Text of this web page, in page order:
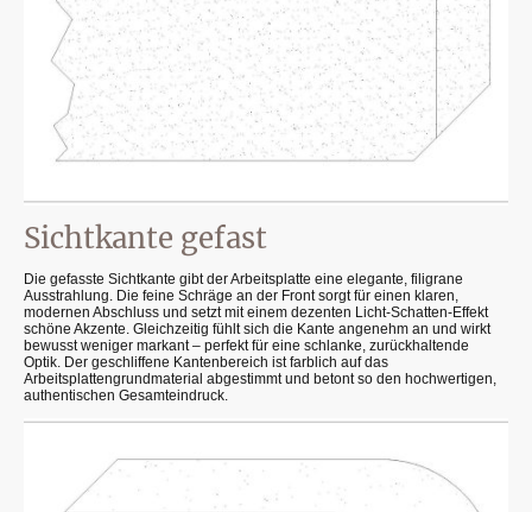
Sichtkante gefast
Die gefasste Sichtkante gibt der Arbeitsplatte eine elegante, filigrane
Ausstrahlung. Die feine Schräge an der Front sorgt für einen klaren,
modernen Abschluss und setzt mit einem dezenten Licht-Schatten-Effekt
schöne Akzente. Gleichzeitig fühlt sich die Kante angenehm an und wirkt
bewusst weniger markant – perfekt für eine schlanke, zurückhaltende
Optik. Der geschliffene Kantenbereich ist farblich auf das
Arbeitsplattengrundmaterial abgestimmt und betont so den hochwertigen,
authentischen Gesamteindruck.